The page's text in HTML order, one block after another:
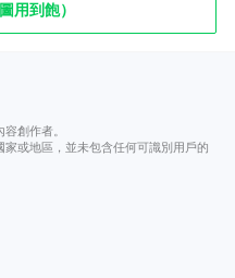
用到飽）
創作者。
或地區，並未包含任何可識別用戶的